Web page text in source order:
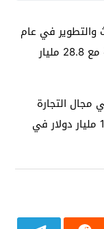
والتطوير في عام
2019 ما يقرب من 36 مليار دولار، بالمقارنة مع 28.8 مليار
في مجال التجارة
الإلكترونية 22.6 مليار دولار، كما أنفقت 16.1 مليار دولار في